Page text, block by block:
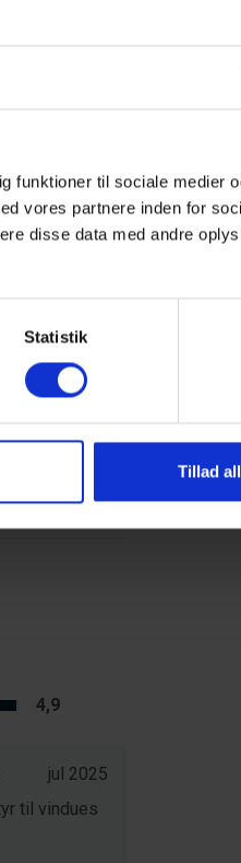
funktioner til sociale medier
vores partnere inden for
disse data med andre
Statistik
Tillad
nærliggende
og indbyder
findes kun ca.
og hav.
plads, moderne
4,9
jul 2025
til vindues